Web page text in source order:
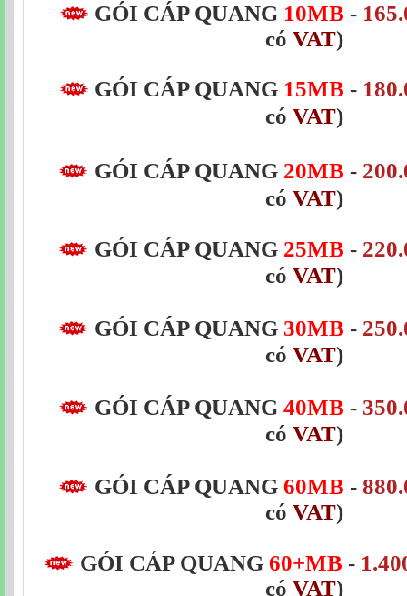
GÓI CÁP QUANG 10MB -
có VAT)
GÓI CÁP QUANG 15MB -
có VAT)
GÓI CÁP QUANG 20MB -
có VAT)
GÓI CÁP QUANG 25MB -
có VAT)
GÓI CÁP QUANG 30MB -
có VAT)
GÓI CÁP QUANG 40MB -
có VAT)
GÓI CÁP QUANG 60MB -
có VAT)
GÓI CÁP QUANG 60+MB -
có VAT)